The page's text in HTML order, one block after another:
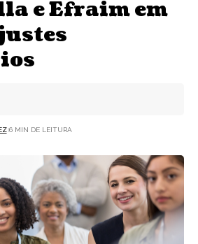
e Efraim em
6 MIN DE LEITURA